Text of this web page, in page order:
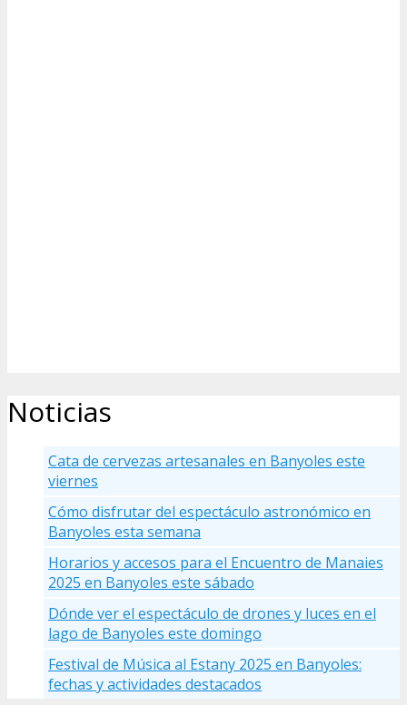
Noticias
Cata de cervezas artesanales en Banyoles este
viernes
Cómo disfrutar del espectáculo astronómico en
Banyoles esta semana
Horarios y accesos para el Encuentro de Manaies
2025 en Banyoles este sábado
Dónde ver el espectáculo de drones y luces en el
lago de Banyoles este domingo
Festival de Música al Estany 2025 en Banyoles:
fechas y actividades destacados